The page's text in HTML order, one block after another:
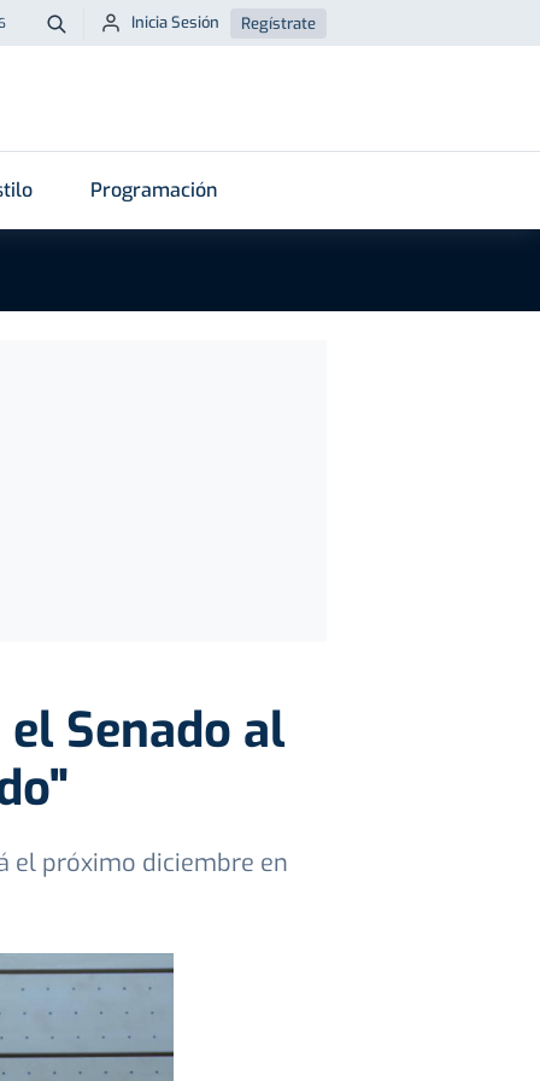
Buscar
Inicia Sesión Regístrate
Programación
Senado al
el próximo diciembre en